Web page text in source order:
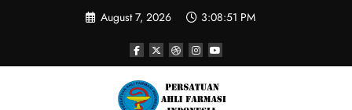
August 7, 2026 3:08:51 PM